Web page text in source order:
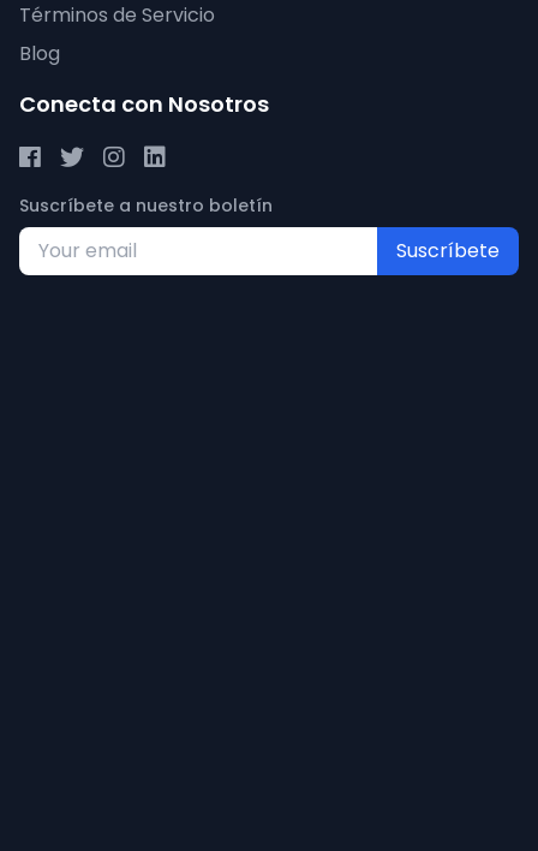
Términos de Servicio
Blog
Conecta con Nosotros
Suscríbete a nuestro boletín
Suscríbete